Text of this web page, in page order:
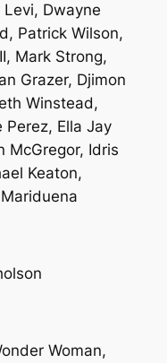
Dwayne
Patrick Wilson,
Mark Strong,
Grazer, Djimon
Winstead,
Perez, Ella Jay
McGregor, Idris
Keaton,
Woman,